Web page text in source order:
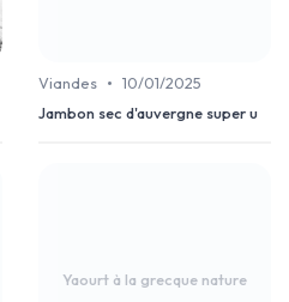
Viandes • 10/01/2025
Jambon sec d'auvergne super u
Yaourt à la grecque nature